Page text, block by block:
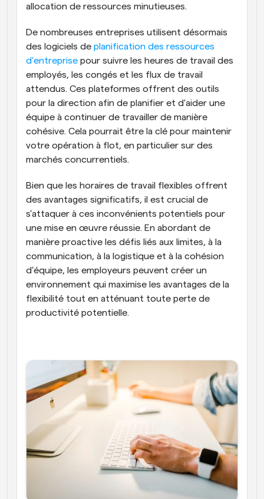
allocation de ressources minutieuses.
De nombreuses entreprises utilisent désormais
des logiciels de planification des ressources
d'entreprise pour suivre les heures de travail des
employés, les congés et les flux de travail
attendus. Ces plateformes offrent des outils
pour la direction afin de planifier et d'aider une
équipe à continuer de travailler de manière
cohésive. Cela pourrait être la clé pour maintenir
votre opération à flot, en particulier sur des
marchés concurrentiels.
Bien que les horaires de travail flexibles offrent
des avantages significatifs, il est crucial de
s'attaquer à ces inconvénients potentiels pour
une mise en œuvre réussie. En abordant de
manière proactive les défis liés aux limites, à la
communication, à la logistique et à la cohésion
d'équipe, les employeurs peuvent créer un
environnement qui maximise les avantages de la
flexibilité tout en atténuant toute perte de
productivité potentielle.